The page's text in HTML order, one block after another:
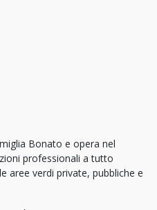
Bonato e opera nel
professionali a tutto
aree verdi private, pubbliche e